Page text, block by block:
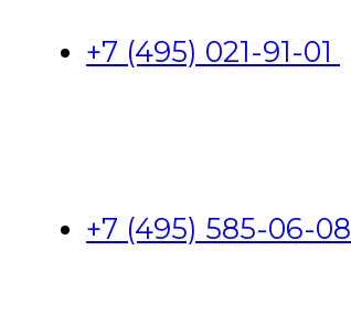
+7 (495) 021-91-01
+7 (495) 585-06-08